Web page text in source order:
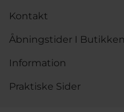
Kontakt
Åbningstider I Butikken
Information
Praktiske Sider